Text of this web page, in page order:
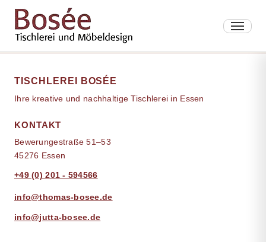
TISCHLEREI BOSÉE
Ihre kreative und nachhaltige Tischlerei in Essen
KONTAKT
Bewerungestraße 51–53
45276 Essen
+49 (0) 201 - 594566
info@thomas-bosee.de
info@jutta-bosee.de